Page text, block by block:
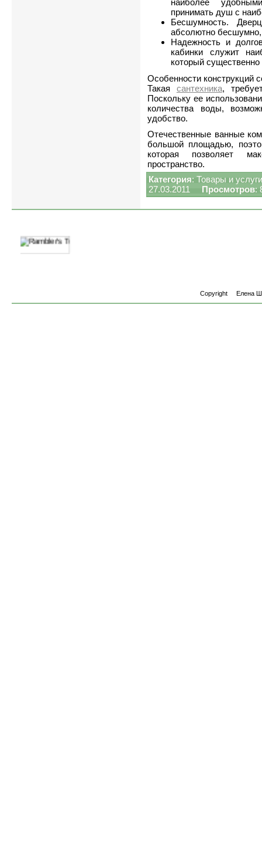
наиболее
принимать душ с
Бесшумность.
абсолютно бесшумно,
Надежность и
кабинки служит
который существенно
Особенности конструкций
Такая сантехника,
Поскольку ее
количества воды,
удобство.
Отечественные ванные
большой площадью,
которая позволяет
пространство.
Категория: Товары и услуги
27.03.2011 Просмотров:
Copyright Елена